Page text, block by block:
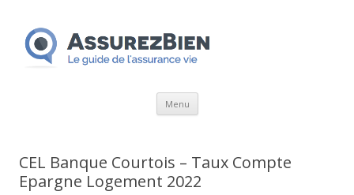
Menu Aller
CEL Banque Courtois – Taux Compte
Epargne Logement 2022